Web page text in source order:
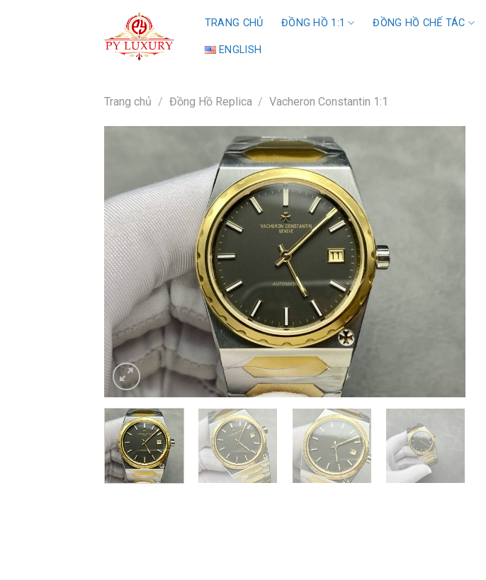
TRANG CHỦ ĐỒNG HỒ 1:1 ĐỒNG HỒ CHẾ TÁC
ENGLISH
Trang chủ / Đồng Hồ Replica / Vacheron Constantin 1:1